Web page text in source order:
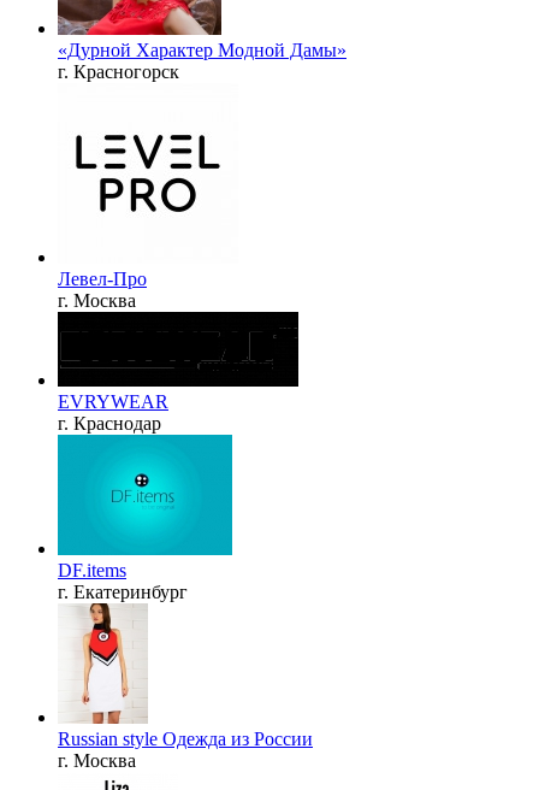
«Дурной Характер Модной Дамы»
г. Красногорск
Левел-Про
г. Москва
EVRYWEAR
г. Краснодар
DF.items
г. Екатеринбург
Russian style Одежда из России
г. Москва